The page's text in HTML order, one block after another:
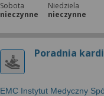
Sobota
nieczynne
Niedziela
nieczynne
Poradnia
EMC Instytut Medyczny